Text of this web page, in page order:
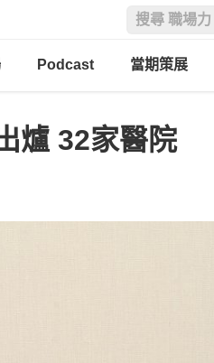
Podcast 當期策展
爐 32家醫院